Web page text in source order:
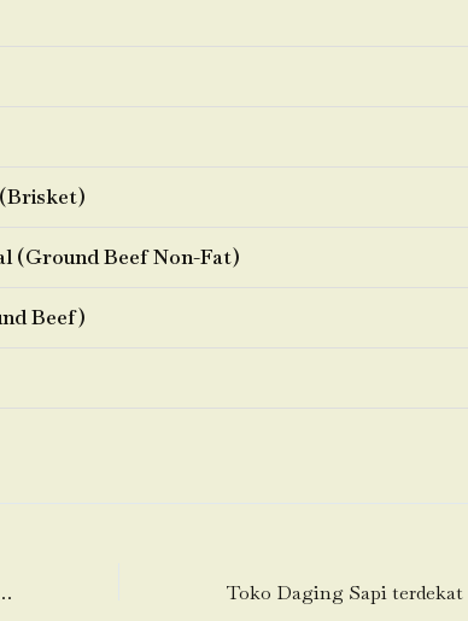
(Ground Beef Non-Fat)
Beef)
Barat-Kelapa Dua-Tangerang